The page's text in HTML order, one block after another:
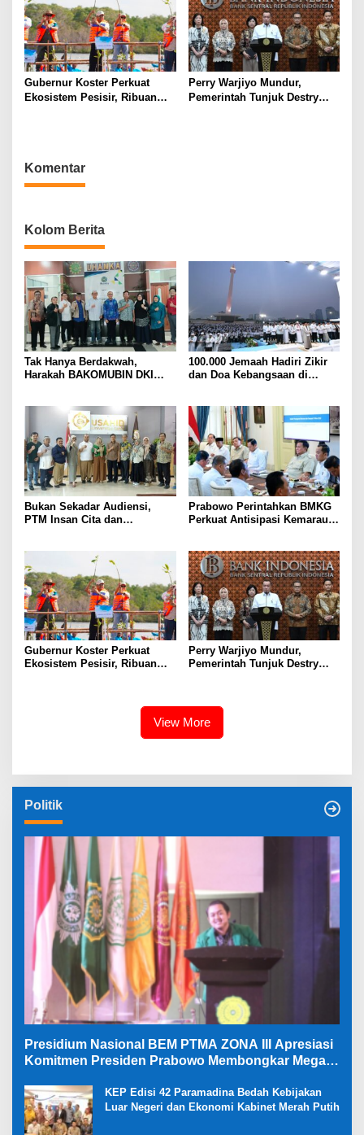
Gubernur Koster Perkuat
Ekosistem Pesisir, Ribuan
Perry Warjiyo Mundur,
Pemerintah Tunjuk Destry
Komentar
Kolom Berita
Tak Hanya Berdakwah,
Harakah BAKOMUBIN DKI
Bersama LKLH FH UHAMKA
100.000 Jemaah Hadiri Zikir
dan Doa Kebangsaan di
Bukan Sekadar Audiensi,
PTM Insan Cita dan
Prabowo Perintahkan BMKG
Perkuat Antisipasi Kemarau
Gubernur Koster Perkuat
Ekosistem Pesisir, Ribuan
Perry Warjiyo Mundur,
Pemerintah Tunjuk Destry
View More
Politik
Presidium Nasional BEM PTMA ZONA III Apresiasi
Komitmen Presiden Prabowo Membongkar Mega
KEP Edisi 42 Paramadina Bedah Kebijakan
Luar Negeri dan Ekonomi Kabinet Merah Putih